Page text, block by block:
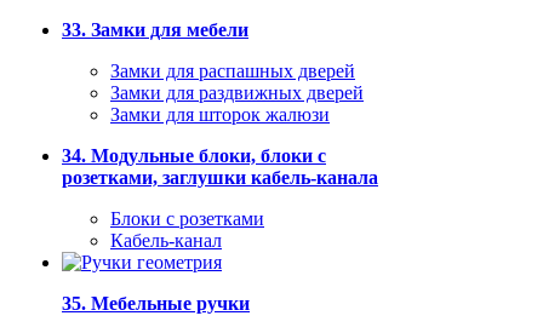
33. Замки для мебели
Замки для распашных дверей
Замки для раздвижных дверей
Замки для шторок жалюзи
34. Модульные блоки, блоки с
розетками, заглушки кабель-канала
Блоки с розетками
Кабель-канал
35. Мебельные ручки